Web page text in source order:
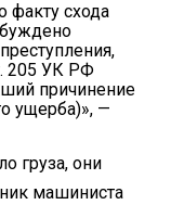
схода
205 УК РФ
причинение
ущерба)», —
груза, они
машиниста